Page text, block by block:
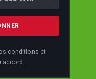
conditions et
accord.